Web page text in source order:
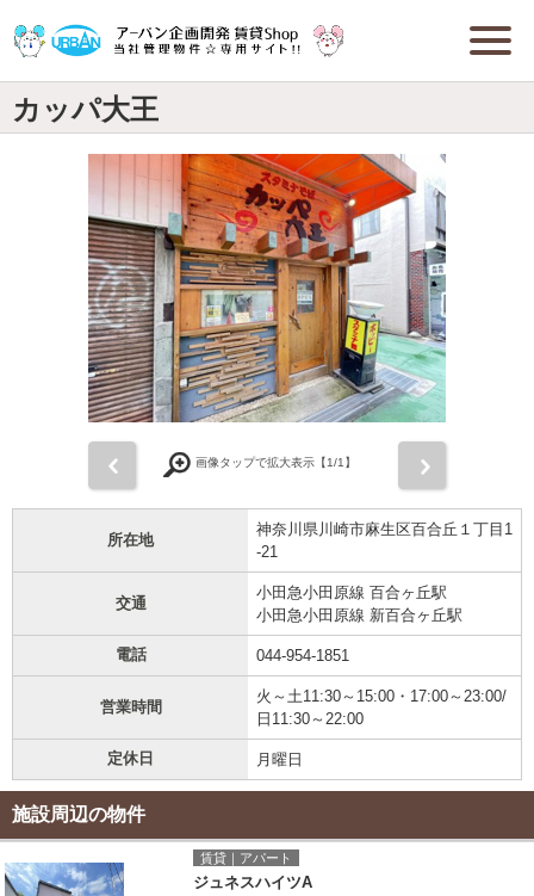
カッパ大王
画像タップで拡大表示【1/1】
所在地
神奈川県川崎市麻生区百合丘１丁目1
-21
交通
小田急小田原線 百合ヶ丘駅
小田急小田原線 新百合ヶ丘駅
電話 044-954-1851
営業時間
火～土11:30～15:00・17:00～23:00/
日11:30～22:00
定休日 月曜日
施設周辺の物件
賃貸｜アパート
ジュネスハイツA